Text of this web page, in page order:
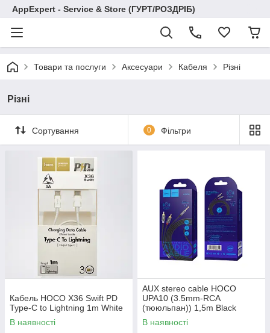
AppExpert - Service & Store (ГУРТ/РОЗДРІБ)
Товари та послуги Аксесуари Кабеля Різні
Різні
Сортування 0 Фільтри
Кабель HOCO X36 Swift PD
Type-C to Lightning 1m White
В наявності
AUX stereo cable HOCO
UPA10 (3.5mm-RCA
(тююльпан)) 1,5m Black
В наявності